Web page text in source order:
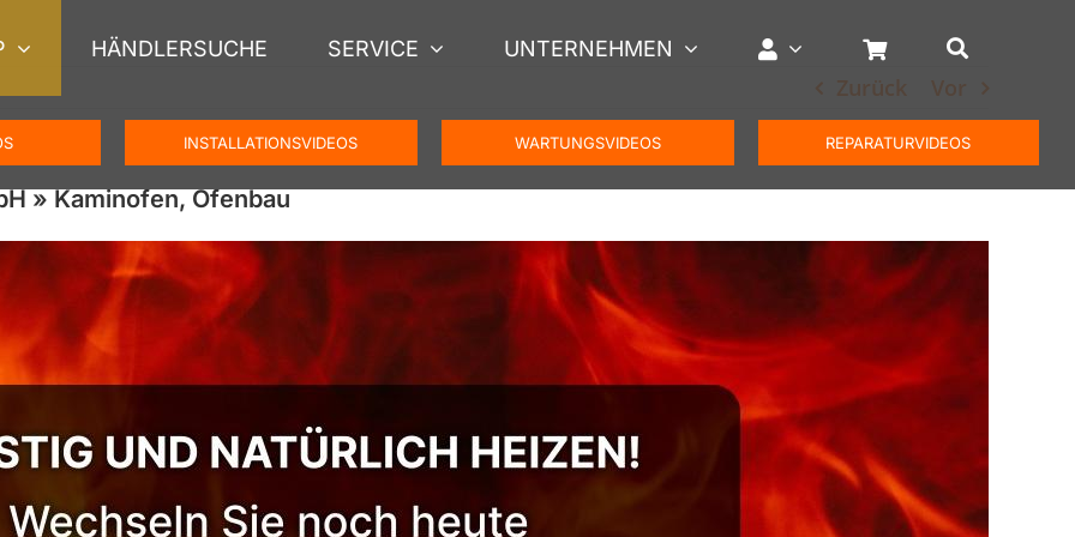
HÄNDLERSUCHE SERVICE UNTERNEHMEN
INSTALLATIONSVIDEOS WARTUNGSVIDEOS REPARATURVIDEOS
Zurück Vor
» Kaminofen, Ofenbau